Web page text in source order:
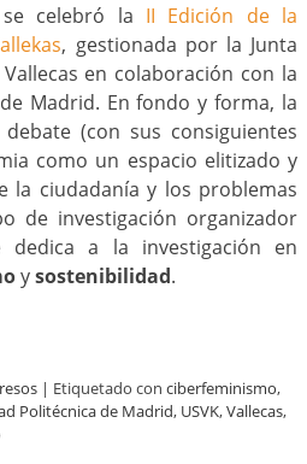
celebró la II Edición de la
, gestionada por la Junta
en colaboración con la
Madrid. En fondo y forma, la
(con sus consiguientes
como un espacio elitizado y
la ciudadanía y los problemas
de investigación organizador
dedica a la investigación en
ysostenibilidad.
| Etiquetado con ciberfeminismo,
Politécnica de Madrid, USVK,Vallecas,